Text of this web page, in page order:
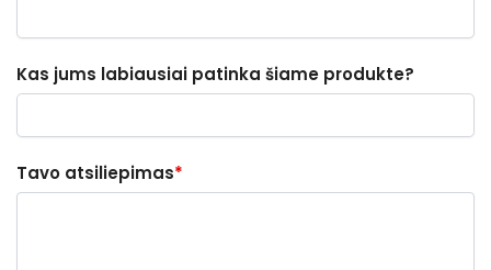
Kas jums labiausiai patinka šiame produkte?
Tavo atsiliepimas*